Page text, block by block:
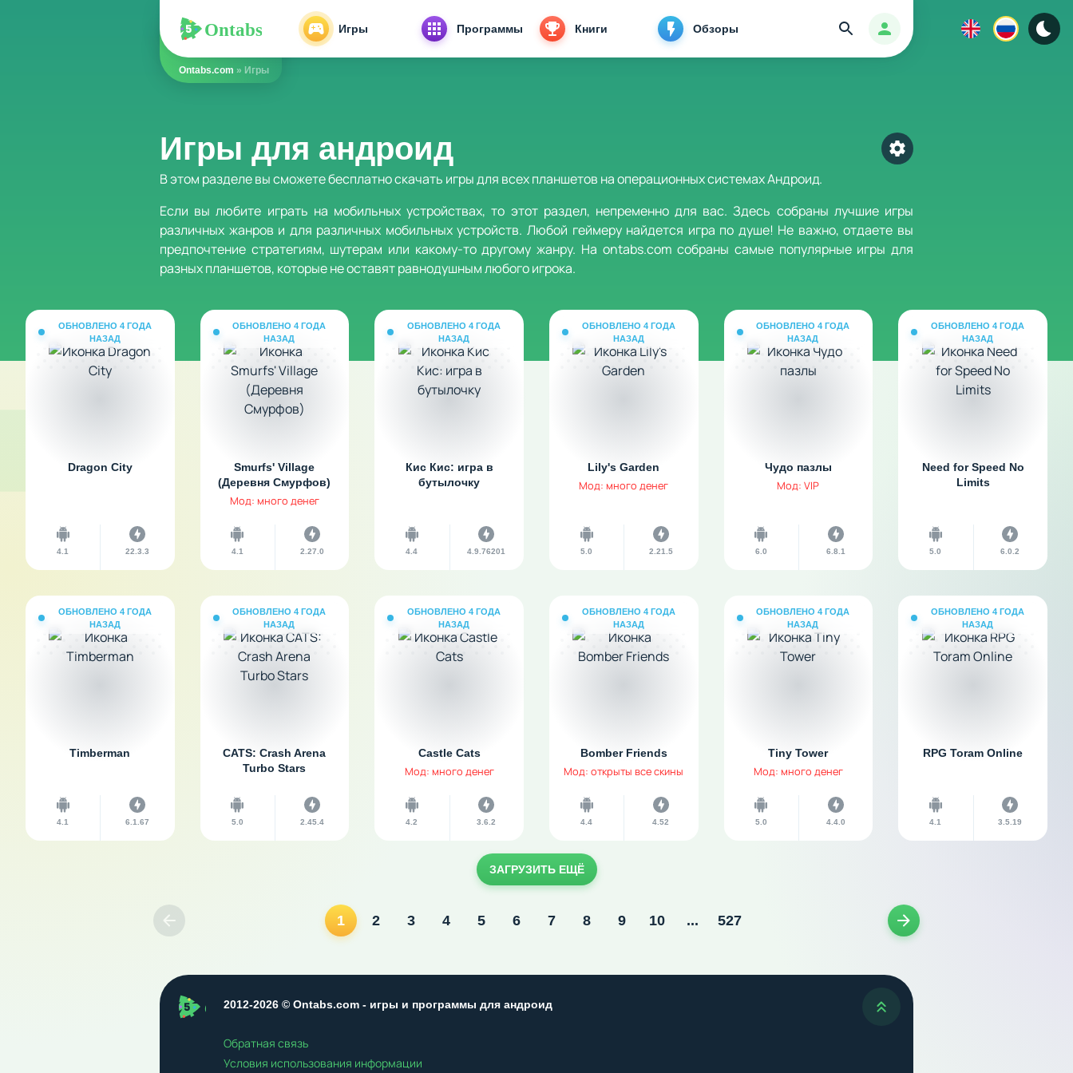
Ontabs Игры Программы Книги Обзоры Авторизация
Найти
Ontabs.com » Игры
Игры для андроид
Выбрать категорию
В этом разделе вы сможете бесплатно скачать игры для всех планшетов на операционных системах Андроид.
Если вы любите играть на мобильных устройствах, то этот раздел, непременно для вас. Здесь собраны лучшие игры
различных жанров и для различных мобильных устройств. Любой геймеру найдется игра по душе! Не важно, отдаете вы
предпочтение стратегиям, шутерам или какому-то другому жанру. На ontabs.com собраны самые популярные игры для
разных планшетов, которые не оставят равнодушным любого игрока.
ОБНОВЛЕНО 4 ГОДА
НАЗАД
Dragon City
4.1 22.3.3
ОБНОВЛЕНО 4 ГОДА
НАЗАД
Smurfs' Village
(Деревня Смурфов)
Мод: много денег
4.1 2.27.0
ОБНОВЛЕНО 4 ГОДА
НАЗАД
Кис Кис: игра в
бутылочку
4.4 4.9.76201
ОБНОВЛЕНО 4 ГОДА
НАЗАД
Lily's Garden
Мод: много денег
5.0 2.21.5
ОБНОВЛЕНО 4 ГОДА
НАЗАД
Чудо пазлы
Мод: VIP
6.0 6.8.1
ОБНОВЛЕНО 4 ГОДА
НАЗАД
Need for Speed No
Limits
5.0 6.0.2
ОБНОВЛЕНО 4 ГОДА
НАЗАД
Timberman
4.1 6.1.67
ОБНОВЛЕНО 4 ГОДА
НАЗАД
CATS: Crash Arena
Turbo Stars
5.0 2.45.4
ОБНОВЛЕНО 4 ГОДА
НАЗАД
Castle Cats
Мод: много денег
4.2 3.6.2
ОБНОВЛЕНО 4 ГОДА
НАЗАД
Bomber Friends
Мод: открыты все скины
4.4 4.52
ОБНОВЛЕНО 4 ГОДА
НАЗАД
Tiny Tower
Мод: много денег
5.0 4.4.0
ОБНОВЛЕНО 4 ГОДА
НАЗАД
RPG Toram Online
4.1 3.5.19
ЗАГРУЗИТЬ ЕЩЁ
Предыдущая страница
1 2 3 4 5 6 7 8 9 10 ...
527
Следующая страница
ontabs Наверх
2012-2026 © Ontabs.com - игры и программы для андроид
Обратная связь
Условия использования информации